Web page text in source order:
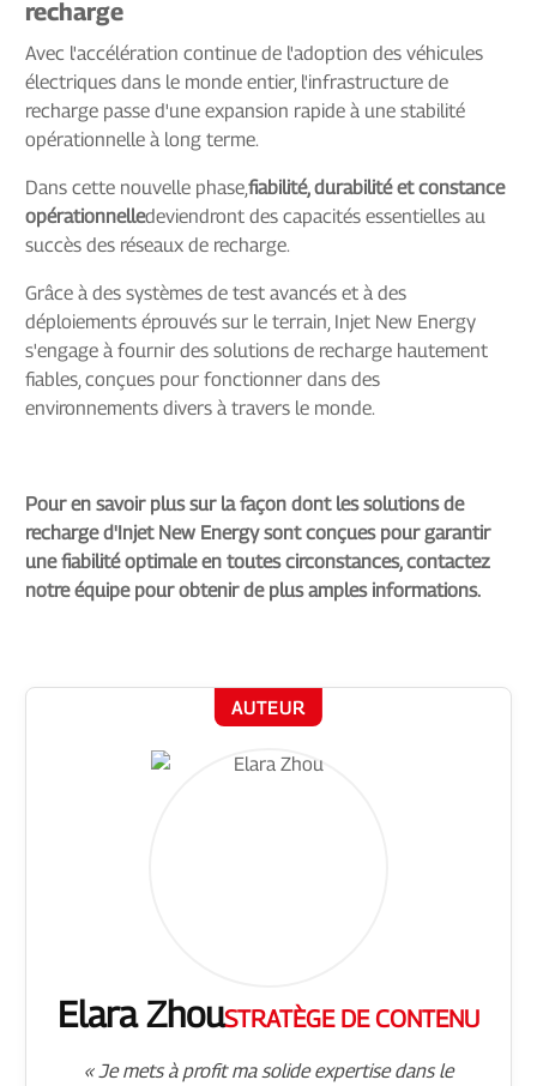
recharge
Avec l'accélération continue de l'adoption des véhicules
électriques dans le monde entier, l'infrastructure de
recharge passe d'une expansion rapide à une stabilité
opérationnelle à long terme.
Dans cette nouvelle phase,fiabilité, durabilité et constance
opérationnelledeviendront des capacités essentielles au
succès des réseaux de recharge.
Grâce à des systèmes de test avancés et à des
déploiements éprouvés sur le terrain, Injet New Energy
s'engage à fournir des solutions de recharge hautement
fiables, conçues pour fonctionner dans des
environnements divers à travers le monde.
Pour en savoir plus sur la façon dont les solutions de
recharge d'Injet New Energy sont conçues pour garantir
une fiabilité optimale en toutes circonstances, contactez
notre équipe pour obtenir de plus amples informations.
AUTEUR
Elara ZhouSTRATÈGE DE CONTENU
« Je mets à profit ma solide expertise dans le